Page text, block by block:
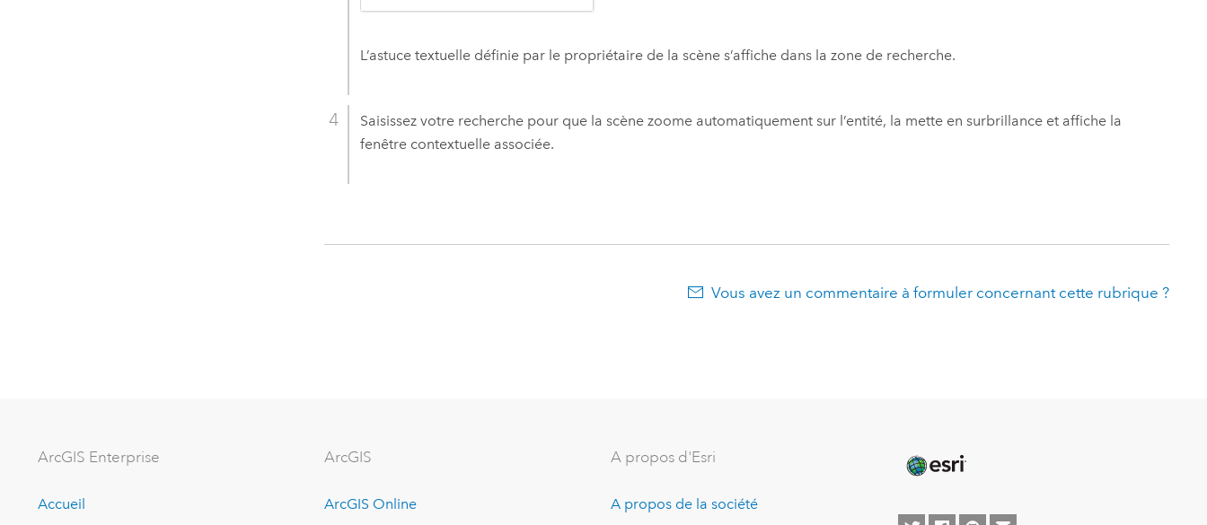
L’astuce textuelle définie par le propriétaire de la scène s’affiche dans la zone de recherche.
Saisissez votre recherche pour que la scène zoome automatiquement sur l’entité, la mette en surbrillance et affiche la
fenêtre contextuelle associée.
Vous avez un commentaire à formuler concernant cette rubrique ?
ArcGIS Enterprise
Accueil
ArcGIS
ArcGIS Online
A propos d'Esri
A propos de la société